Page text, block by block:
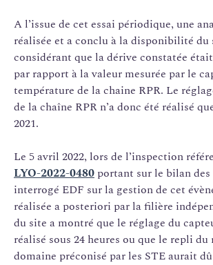
A l’issue de cet essai périodique, une
réalisée et a conclu à la disponibilité du
considérant que la dérive constatée
par rapport à la valeur mesurée par le
température de la chaine RPR. Le
de la chaîne RPR n’a donc été réalisé
2021.
Le 5 avril 2022, lors de l’inspection
LYO-2022-0480 portant sur le bilan des
interrogé EDF sur la gestion de cet
réalisée a posteriori par la filière
du site a montré que le réglage du
réalisé sous 24 heures ou que le repli du
domaine préconisé par les STE aurait